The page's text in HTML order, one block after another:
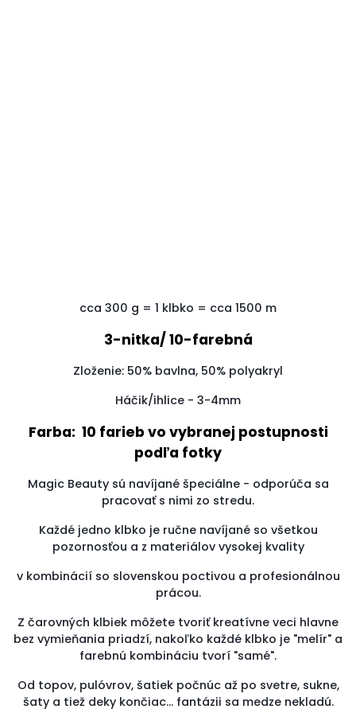
cca 300 g = 1 klbko = cca 1500 m
3-nitka/ 10-farebná
Zloženie: 50% bavlna, 50% polyakryl
Háčik/ihlice - 3-4mm
Farba: 10 farieb vo vybranej postupnosti
podľa fotky
Magic Beauty sú navíjané špeciálne - odporúča sa
pracovať s nimi zo stredu.
Každé jedno klbko je ručne navíjané so všetkou
pozornosťou a z materiálov vysokej kvality
v kombinácií so slovenskou poctivou a profesionálnou
prácou.
Z čarovných klbiek môžete tvoriť kreatívne veci hlavne
bez vymieňania priadzí, nakoľko každé klbko je "melír" a
farebnú kombináciu tvorí "samé".
Od topov, pulóvrov, šatiek počnúc až po svetre, sukne,
šaty a tiež deky končiac... fantázii sa medze nekladú.